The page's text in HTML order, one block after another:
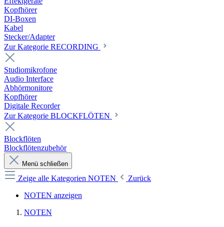
Kopfhörer
DI-Boxen
Kabel
Stecker/Adapter
Zur Kategorie RECORDING
Studiomikrofone
Audio Interface
Abhörmonitore
Kopfhörer
Digitale Recorder
Zur Kategorie BLOCKFLÖTEN
Blockflöten
Blockflötenzubehör
Menü schließen
Zeige alle Kategorien NOTEN
Zurück
NOTEN anzeigen
NOTEN